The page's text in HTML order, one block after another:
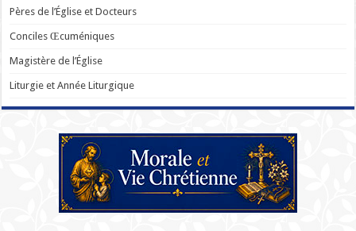
Pères de l’Église et Docteurs
Conciles Œcuméniques
Magistère de l’Église
Liturgie et Année Liturgique